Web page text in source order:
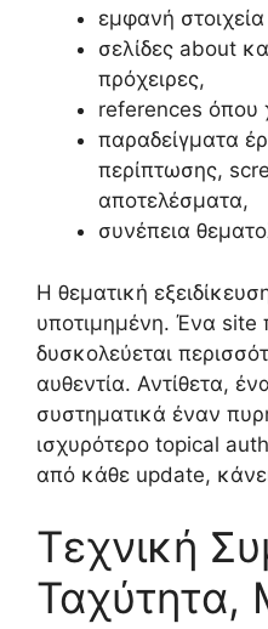
εμφανή
σελίδες about
πρόχειρες,
references όπου
παραδείγματα
περίπτωσης,
αποτελέσματα,
συνέπεια
Η θεματική
υποτιμημένη. Ένα site
δυσκολεύεται
αυθεντία. Αντίθετα,
συστηματικά έναν
ισχυρότερο topical
από κάθε update,
Τεχνική
Ταχύτητα,